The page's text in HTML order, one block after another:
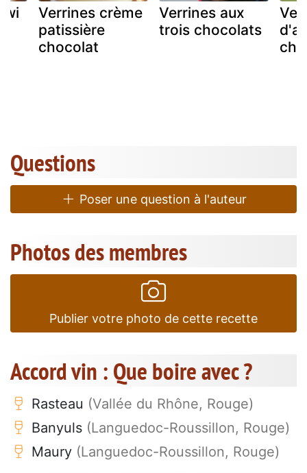
Verrines crème
patissière
chocolat
Verrines aux
trois chocolats
Questions
Poser une question à l'auteur
Photos des membres
Publier votre photo de cette recette
Accord vin : Que boire avec ?
Rasteau (Vallée du Rhône, Rouge)
Banyuls (Languedoc-Roussillon, Rouge)
Maury (Languedoc-Roussillon, Rouge)